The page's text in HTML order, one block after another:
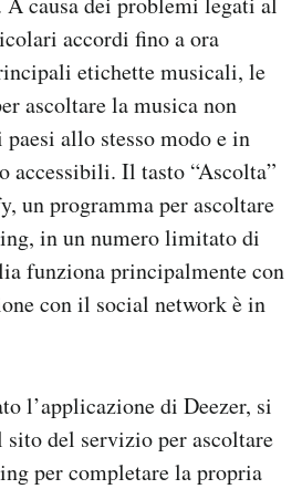
accordi fino a ora
etichette musicali, le
ascoltare la musica non
allo stesso modo e in
accessibili. Il tasto “Ascolta”
un programma per ascoltare
in un numero limitato di
funziona principalmente con
con il social network è in
l’applicazione di Deezer, si
del servizio per ascoltare
per completare la propria